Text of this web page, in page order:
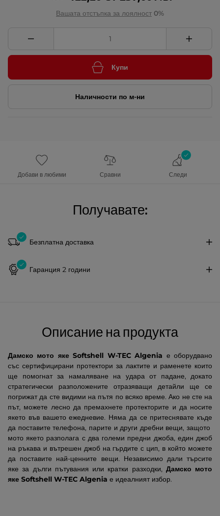
Вашата отстъпка за лоялност 0%
Купи
Наличности по м-ни
Добави в любими Сравни Следи
Получавате:
Безплатна доставка
Гаранция 2 години
Описание на продукта
Дамско мото якеSoftshell W-TEC Algenia е оборудвано
със сертифицирани протектори за лактите и раменете които
ще помогнат за намаляване на удара от падане, докато
стратегически разположените отразяващи детайли ще се
погрижат да сте видими на пътя по всяко време. Ако не сте на
път, можете лесно да премахнете протекторите и да носите
якето във вашето ежедневие. Няма да се притеснявате къде
да поставите телефона, парите и други дребни вещи, защото
мото якето разполага с два големи предни джоба, един джоб
на ръкава и вътрешен джоб на гърдите с цип, в който можете
да поставите най-ценните вещи. Независимо дали търсите
яке за дълги пътувания или кратки разходки, Дамско мото
яке Softshell W-TEC Algenia е идеалният избор.